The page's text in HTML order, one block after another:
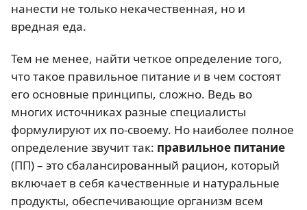
нанести не только некачественная, но и
вредная еда.
Тем не менее, найти четкое определение того,
что такое правильное питание и в чем состоят
его основные принципы, сложно. Ведь во
многих источниках разные специалисты
формулируют их по-своему. Но наиболее полное
определение звучит так: правильное питание
(ПП) – это сбалансированный рацион, который
включает в себя качественные и натуральные
продукты, обеспечивающие организм всем